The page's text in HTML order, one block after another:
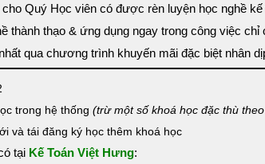
Quý Học viên có được rèn luyện học nghề
thành thạo & ứng dụng ngay trong công việc
qua chương trình khuyến mãi đặc biệt nhân
trong hệ thống (trừ một số khoá học đặc thù
và tái đăng ký học thêm khoá học
tại Kế Toán Việt Hưng: